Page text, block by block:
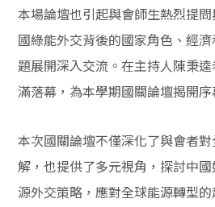
本場論壇也引起與會師生熱烈提
國綠能外交背後的國家角色、經
題展開深入交流。在主持人陳秉
滿落幕，為本學期國關論壇揭開序
本次國關論壇不僅深化了與會者
解，也提供了多元視角，探討中
源外交策略，應對全球能源轉型的